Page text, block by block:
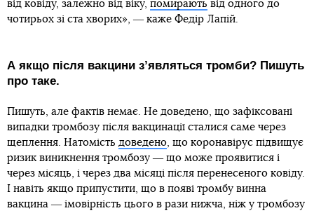
від ковіду, залежно від віку, помирають від одного до
чотирьох зі ста хворих», ― каже Федір Лапій.
А якщо після вакцини зʼявляться тромби? Пишуть
про таке.
Пишуть, але фактів немає. Не доведено, що зафіксовані
випадки тромбозу після вакцинації сталися саме через
щеплення. Натомість доведено , що коронавірус підвищує
ризик виникнення тромбозу ― що може проявитися і
через місяць, і через два місяці після перенесеного ковіду.
І навіть якщо припустити, що в появі тромбу винна
вакцина ― імовірність цього в рази нижча, ніж у тромбозу